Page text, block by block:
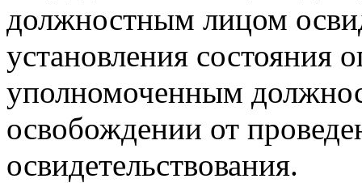
должностным лицом
установления состояния
уполномоченным
освобождении от
освидетельствования.